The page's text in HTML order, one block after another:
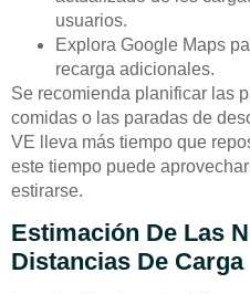
usuarios.
Explora Google Maps
recarga adicionales.
Se recomienda planificar las
comidas o las paradas de
VE lleva más tiempo que
este tiempo puede
estirarse.
Estimación De Las
Distancias De Carga